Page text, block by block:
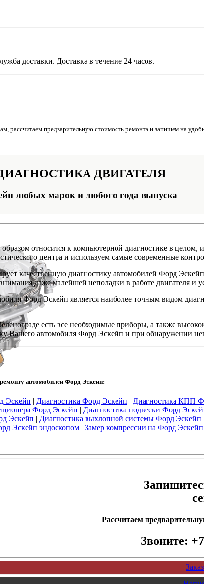
доставки. Доставка в течение 24 часов.
рассчитаем предварительную стоимость ремонта и запишем на
ДВИГАТЕЛЯ
любых марок и любого года выпуска
относится к компьютерной диагностике в
центра и используем самые современные
качественную диагностику автомобилей Форд
даже малейшей неполадки в работе двигателя и
Форд Эскейп является наиболее точным видом
есть все необходимые приборы, а также
Вашего автомобиля Форд Эскейп и при обнаружении
автомобилей Форд Эскейп:
Эскейп | Диагностика Форд Эскейп | Диагностика КПП
Форд Эскейп | Диагностика подвески Форд
Эскейп | Диагностика выхлопной системы Форд Эскейп |
Эскейп эндоскопом| Замер компрессии на Форд Эскейп
Рассчитаем
Звоните: